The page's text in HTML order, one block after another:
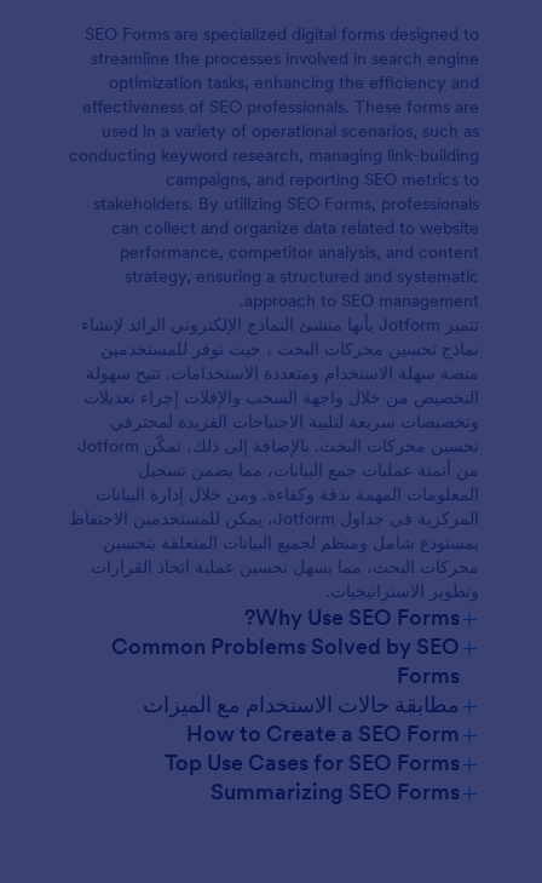
SEO Forms are specialized digital forms designed to
streamline the processes involved in search engine
optimization tasks, enhancing the efficiency and
effectiveness of SEO professionals. These forms are
used in a variety of operational scenarios, such as
conducting keyword research, managing link-building
campaigns, and reporting SEO metrics to
stakeholders. By utilizing SEO Forms, professionals
can collect and organize data related to website
performance, competitor analysis, and content
strategy, ensuring a structured and systematic
approach to SEO management.
تتميز Jotform بأنها منشئ النماذج الإلكتروني الرائد لإنشاء
نماذج تحسين محركات البحث ، حيث توفر للمستخدمين
منصة سهلة الاستخدام ومتعددة الاستخدامات. تتيح سهولة
التخصيص من خلال واجهة السحب والإفلات إجراء تعديلات
وتخصيصات سريعة لتلبية الاحتياجات الفريدة لمحترفي
تحسين محركات البحث. بالإضافة إلى ذلك، تمكّن Jotform
من أتمتة عمليات جمع البيانات، مما يضمن تسجيل
المعلومات المهمة بدقة وكفاءة. ومن خلال إدارة البيانات
المركزية في جداول Jotform، يمكن للمستخدمين الاحتفاظ
بمستودع شامل ومنظم لجميع البيانات المتعلقة بتحسين
محركات البحث، مما يسهل تحسين عملية اتخاذ القرارات
وتطوير الاستراتيجيات.
+
Why Use SEO Forms?
+
Common Problems Solved by SEO
Forms
+ مطابقة حالات الاستخدام مع الميزات
+
How to Create a SEO Form
+
Top Use Cases for SEO Forms
+
Summarizing SEO Forms